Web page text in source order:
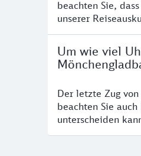
beachten Sie,
unserer
Um wie viel
Der letzte Zug
beachten Sie
unterscheiden